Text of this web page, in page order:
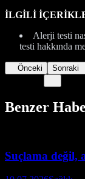
İLGİLİ
Alerji testi
testi hakkında
Önceki Sonraki
Benzer
Suçlama değil,